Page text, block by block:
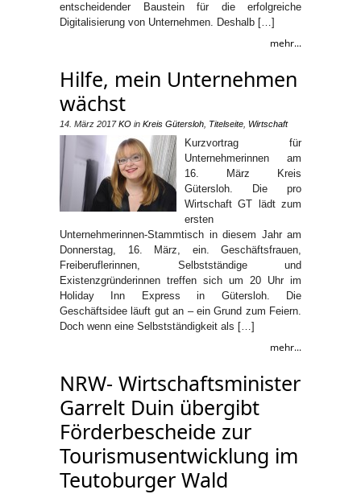
entscheidender Baustein für die erfolgreiche
Digitalisierung von Unternehmen. Deshalb […]
mehr...
Hilfe, mein Unternehmen
wächst
14. März 2017 KO in Kreis Gütersloh Titelseite Wirtschaft
Kurzvortrag für
Unternehmerinnen am
16. März Kreis
Gütersloh. Die pro
Wirtschaft GT lädt zum
ersten
Unternehmerinnen-Stammtisch in diesem Jahr am
Donnerstag, 16. März, ein. Geschäftsfrauen,
Freiberuflerinnen, Selbstständige und
Existenzgründerinnen treffen sich um 20 Uhr im
Holiday Inn Express in Gütersloh. Die
Geschäftsidee läuft gut an – ein Grund zum Feiern.
Doch wenn eine Selbstständigkeit als […]
mehr...
NRW- Wirtschaftsminister
Garrelt Duin übergibt
Förderbescheide zur
Tourismusentwicklung im
Teutoburger Wald